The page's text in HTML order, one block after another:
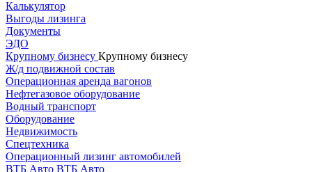
Калькулятор
Выгоды лизинга
Документы
ЭДО
Крупному бизнесу Крупному бизнесу
Ж/д подвижной состав
Операционная аренда вагонов
Нефтегазовое оборудование
Водный транспорт
Оборудование
Недвижимость
Спецтехника
Операционный лизинг автомобилей
ВТБ Авто ВТБ Авто